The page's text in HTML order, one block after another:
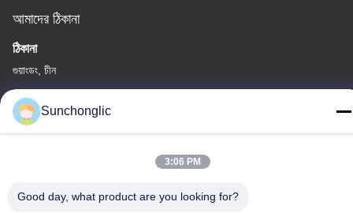
আমাদের ঠিকানা
ঠিকানা
গুয়াংডং, চীন
টেলিফোন
86--13711271181
Sunchonglic
3:06 PM
Good day, what product are you looking for?